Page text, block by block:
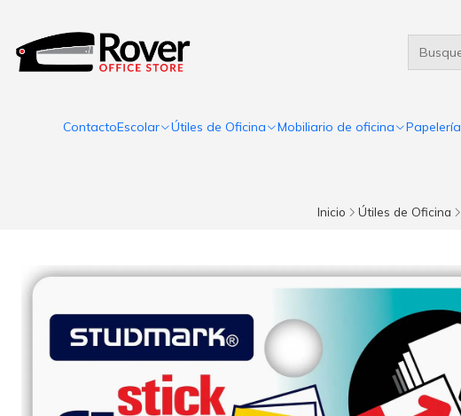
ContactoEscolar Útiles de Oficina Mobiliario de oficina Papelería
Inicio Útiles de Oficina